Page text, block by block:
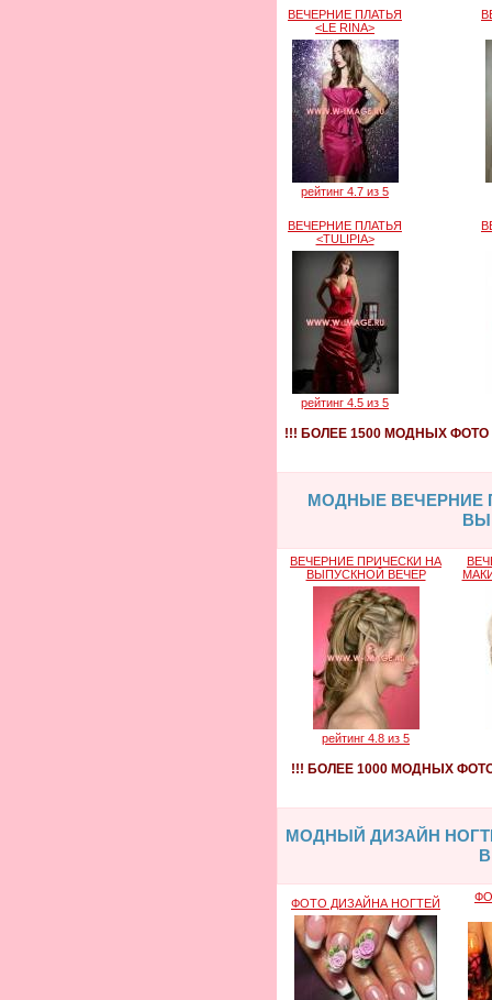
ВЕЧЕРНИЕ ПЛАТЬЯ
<LE RINA>
рейтинг 4.7 из 5
ВЕЧЕРНИЕ ПЛАТЬЯ
<TULIPIA>
рейтинг 4.5 из 5
!!! БОЛЕЕ 1500 МОДНЫХ
МОДНЫЕ ВЕЧЕРНИЕ
ВЕЧЕРНИЕ ПРИЧЕСКИ НА
ВЫПУСКНОЙ ВЕЧЕР
рейтинг 4.8 из 5
!!! БОЛЕЕ 1000 МОДНЫХ
МОДНЫЙ ДИЗАЙН
ФОТО ДИЗАЙНА НОГТЕЙ